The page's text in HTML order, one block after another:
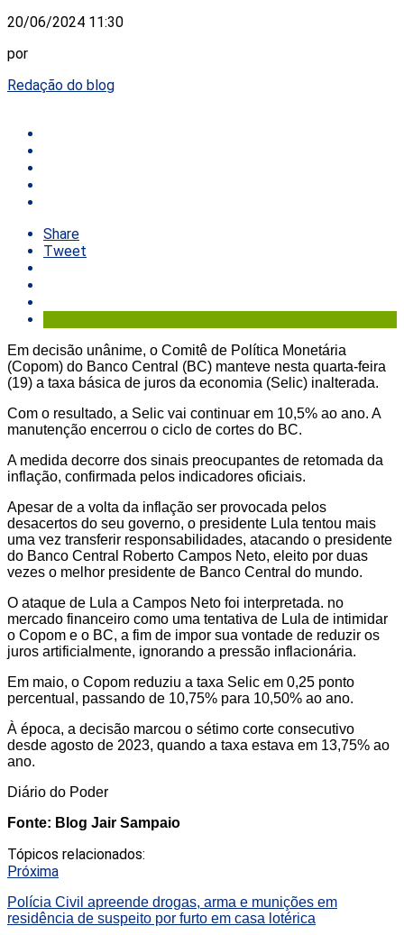
20/06/2024 11:30
por
Redação do blog
Share
Tweet
Em decisão unânime, o Comitê de Política Monetária
(Copom) do Banco Central (BC) manteve nesta quarta-feira
(19) a taxa básica de juros da economia (Selic) inalterada.
Com o resultado, a Selic vai continuar em 10,5% ao ano. A
manutenção encerrou o ciclo de cortes do BC.
A medida decorre dos sinais preocupantes de retomada da
inflação, confirmada pelos indicadores oficiais.
Apesar de a volta da inflação ser provocada pelos
desacertos do seu governo, o presidente Lula tentou mais
uma vez transferir responsabilidades, atacando o presidente
do Banco Central Roberto Campos Neto, eleito por duas
vezes o melhor presidente de Banco Central do mundo.
O ataque de Lula a Campos Neto foi interpretada. no
mercado financeiro como uma tentativa de Lula de intimidar
o Copom e o BC, a fim de impor sua vontade de reduzir os
juros artificialmente, ignorando a pressão inflacionária.
Em maio, o Copom reduziu a taxa Selic em 0,25 ponto
percentual, passando de 10,75% para 10,50% ao ano.
À época, a decisão marcou o sétimo corte consecutivo
desde agosto de 2023, quando a taxa estava em 13,75% ao
ano.
Diário do Poder
Fonte: Blog Jair Sampaio
Tópicos relacionados:
Próxima
Polícia Civil apreende drogas, arma e munições em
residência de suspeito por furto em casa lotérica